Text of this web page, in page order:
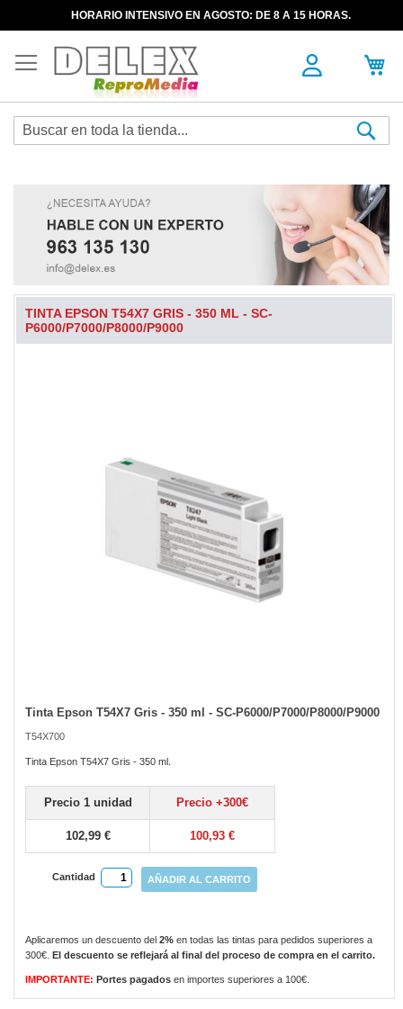
HORARIO INTENSIVO EN AGOSTO: DE 8 A 15 HORAS.
TINTA EPSON T54X7 GRIS - 350 ML - SC-
P6000/P7000/P8000/P9000
Tinta Epson T54X7 Gris - 350 ml - SC-P6000/P7000/P8000/P9000
T54X700
Tinta Epson T54X7 Gris - 350 ml.
Precio 1 unidad Precio +300€
102,99 € 100,93 €
Cantidad AÑADIR AL CARRITO
Aplicaremos un descuento del 2% en todas las tintas para pedidos superiores a
300€.
El descuento se reflejará al final del proceso de compra en el carrito.
IMPORTANTE: Portes pagados en importes superiores a 100€.
Skip
the
beginning
the
images
gallery